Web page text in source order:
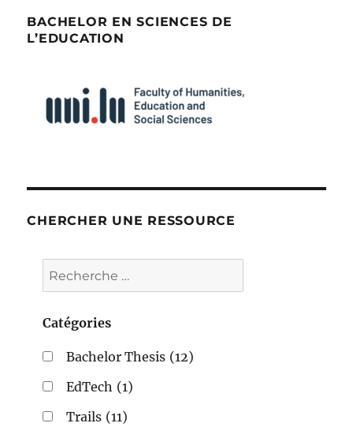
BACHELOR EN SCIENCES DE
L’EDUCATION
CHERCHER UNE RESSOURCE
Catégories
Bachelor Thesis (12)
EdTech (1)
Trails (11)